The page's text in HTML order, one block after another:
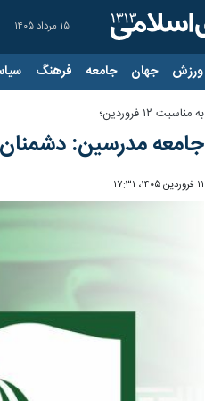
۱۵ مرداد ۱۴۰۵
ورزش جهان جامعه فرهنگ
به مناسبت ۱۲ فروردین؛
جامعه مدرسین: دشمنان
۱۱ فروردین ۱۴۰۵، ۱۷:۳۱